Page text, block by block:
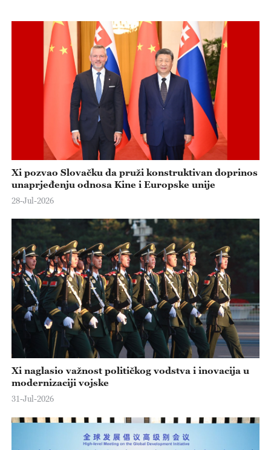
Xi pozvao Slovačku da pruži konstruktivan doprinos
unaprjeđenju odnosa Kine i Europske unije
28-Jul-2026
Xi naglasio važnost političkog vodstva i inovacija u
modernizaciji vojske
31-Jul-2026